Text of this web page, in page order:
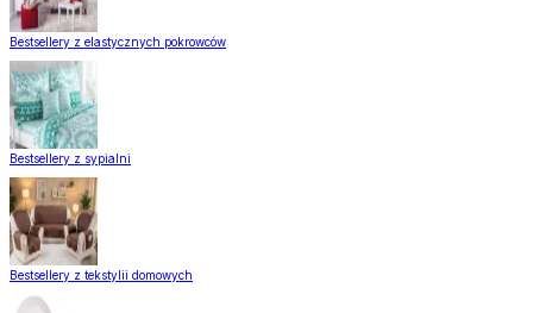
Bestsellery z elastycznych pokrowców
Bestsellery z sypialni
Bestsellery z tekstylii domowych